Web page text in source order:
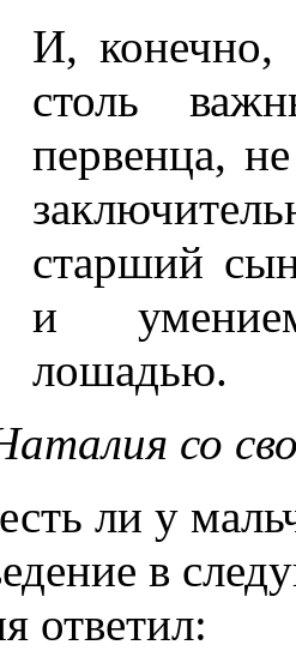
И, конечно,
столь
первенца,
старший
и
лошадью.
со
ли у
в
ответил: